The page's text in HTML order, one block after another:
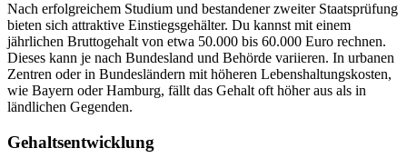
Nach erfolgreichem Studium und bestandener zweiter Staatsprüfung
bieten sich attraktive Einstiegsgehälter. Du kannst mit einem
jährlichen Bruttogehalt von etwa 50.000 bis 60.000 Euro rechnen.
Dieses kann je nach Bundesland und Behörde variieren. In urbanen
Zentren oder in Bundesländern mit höheren Lebenshaltungskosten,
wie Bayern oder Hamburg, fällt das Gehalt oft höher aus als in
ländlichen Gegenden.
Gehaltsentwicklung